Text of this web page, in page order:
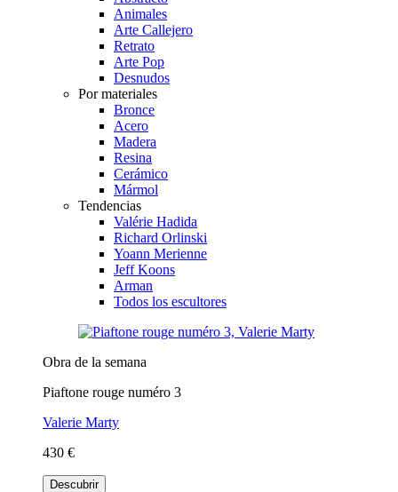
Animales
Arte Callejero
Retrato
Arte Pop
Desnudos
Por materiales
Bronce
Acero
Madera
Resina
Cerámico
Mármol
Tendencias
Valérie Hadida
Richard Orlinski
Yoann Merienne
Jeff Koons
Arman
Todos los escultores
Obra de la semana
Piaftone rouge numéro 3
Valerie Marty
430 €
Descubrir